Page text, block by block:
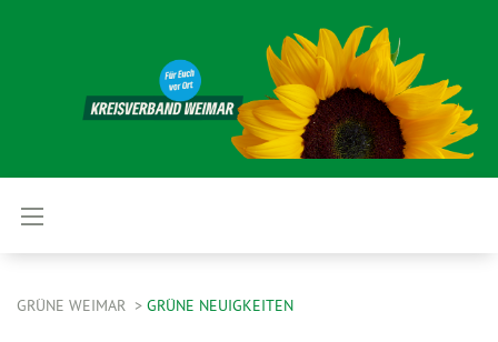
GRÜNE WEIMAR GRÜNE NEUIGKEITEN